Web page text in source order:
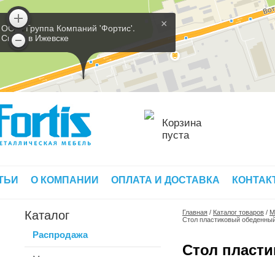
×
ООО 'Группа Компаний 'Фортис'.
Склад в Ижевске
Корзина
пуста
О КОМПАНИИ ОПЛАТА И ДОСТАВКА
Каталог
Распродажа
Главная / Каталог товаров /
Стол пластиковый
Стол